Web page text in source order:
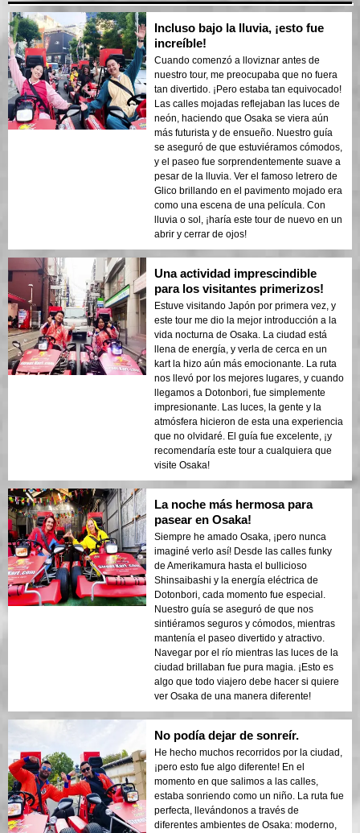
Incluso bajo la lluvia, ¡esto fue
increíble!
Cuando comenzó a lloviznar antes de
nuestro tour, me preocupaba que no fuera
tan divertido. ¡Pero estaba tan equivocado!
Las calles mojadas reflejaban las luces de
neón, haciendo que Osaka se viera aún
más futurista y de ensueño. Nuestro guía
se aseguró de que estuviéramos cómodos,
y el paseo fue sorprendentemente suave a
pesar de la lluvia. Ver el famoso letrero de
Glico brillando en el pavimento mojado era
como una escena de una película. Con
lluvia o sol, ¡haría este tour de nuevo en un
abrir y cerrar de ojos!
Una actividad imprescindible
para los visitantes primerizos!
Estuve visitando Japón por primera vez, y
este tour me dio la mejor introducción a la
vida nocturna de Osaka. La ciudad está
llena de energía, y verla de cerca en un
kart la hizo aún más emocionante. La ruta
nos llevó por los mejores lugares, y cuando
llegamos a Dotonbori, fue simplemente
impresionante. Las luces, la gente y la
atmósfera hicieron de esta una experiencia
que no olvidaré. El guía fue excelente, ¡y
recomendaría este tour a cualquiera que
visite Osaka!
La noche más hermosa para
pasear en Osaka!
Siempre he amado Osaka, ¡pero nunca
imaginé verlo así! Desde las calles funky
de Amerikamura hasta el bullicioso
Shinsaibashi y la energía eléctrica de
Dotonbori, cada momento fue especial.
Nuestro guía se aseguró de que nos
sintiéramos seguros y cómodos, mientras
mantenía el paseo divertido y atractivo.
Navegar por el río mientras las luces de la
ciudad brillaban fue pura magia. ¡Esto es
algo que todo viajero debe hacer si quiere
ver Osaka de una manera diferente!
No podía dejar de sonreír.
He hecho muchos recorridos por la ciudad,
¡pero esto fue algo diferente! En el
momento en que salimos a las calles,
estaba sonriendo como un niño. La ruta fue
perfecta, llevándonos a través de
diferentes ambientes de Osaka: moderno,